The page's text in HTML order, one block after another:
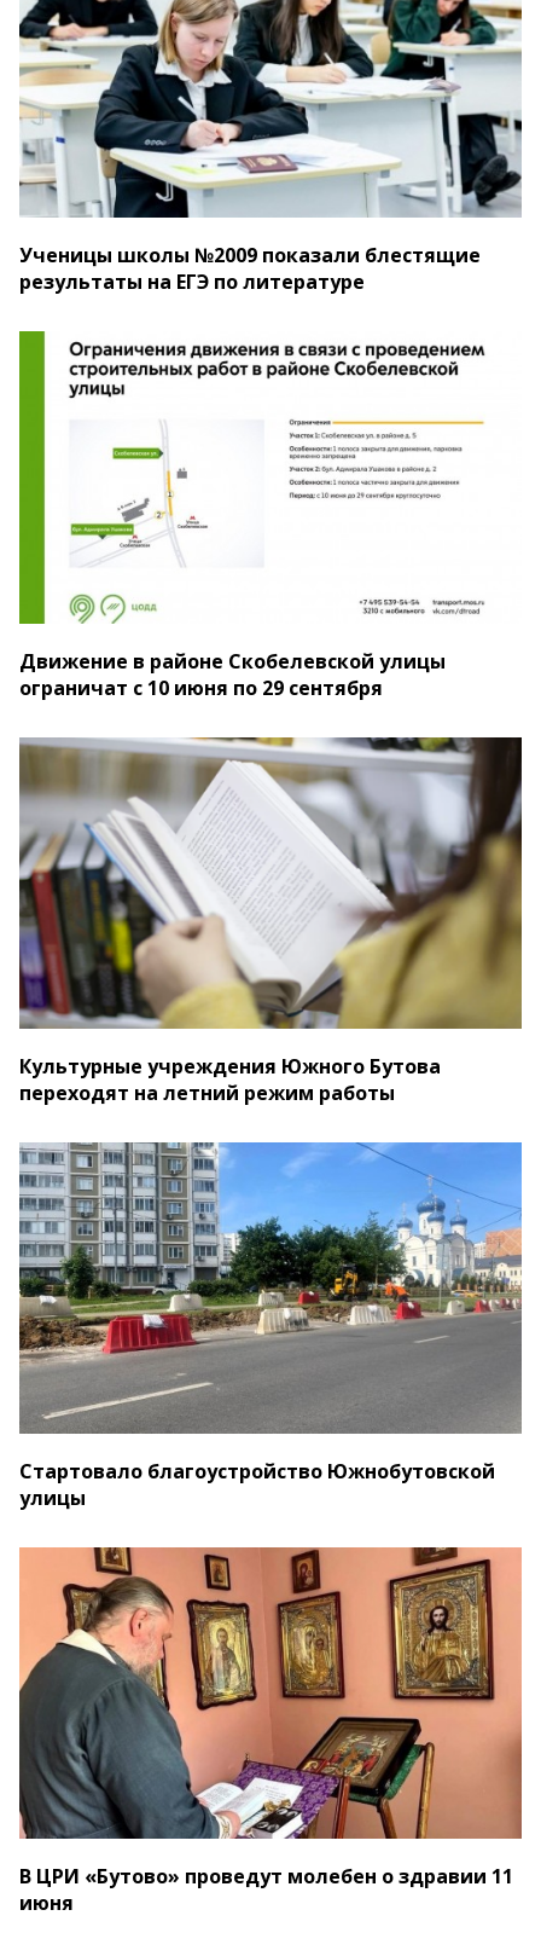
Ученицы школы №2009 показали блестящие
результаты на ЕГЭ по литературе
Движение в районе Скобелевской улицы
ограничат с 10 июня по 29 сентября
Культурные учреждения Южного Бутова
переходят на летний режим работы
Стартовало благоустройство Южнобутовской
улицы
В ЦРИ «Бутово» проведут молебен о здравии 11
июня